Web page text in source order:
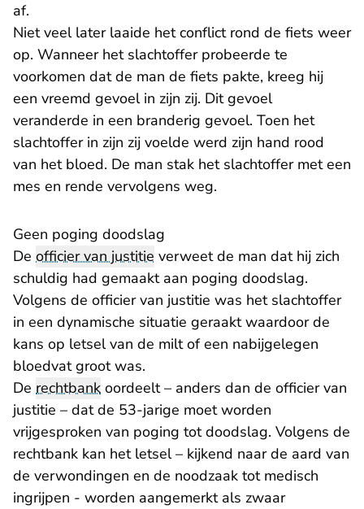
af.
Niet veel later laaide het conflict rond de fiets weer
op. Wanneer het slachtoffer probeerde te
voorkomen dat de man de fiets pakte, kreeg hij
een vreemd gevoel in zijn zij. Dit gevoel
veranderde in een branderig gevoel. Toen het
slachtoffer in zijn zij voelde werd zijn hand rood
van het bloed. De man stak het slachtoffer met een
mes en rende vervolgens weg.
Geen poging doodslag
De officier van justitie verweet de man dat hij zich
schuldig had gemaakt aan poging doodslag.
Volgens de officier van justitie was het slachtoffer
in een dynamische situatie geraakt waardoor de
kans op letsel van de milt of een nabijgelegen
bloedvat groot was.
De rechtbank oordeelt – anders dan de officier van
justitie – dat de 53-jarige moet worden
vrijgesproken van poging tot doodslag. Volgens de
rechtbank kan het letsel – kijkend naar de aard van
de verwondingen en de noodzaak tot medisch
ingrijpen - worden aangemerkt als zwaar